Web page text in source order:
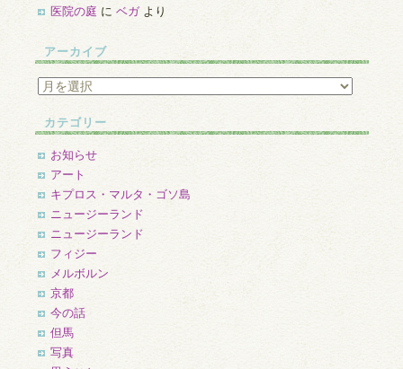
医院の庭 に ベガより
アーカイブ
ア
カ
イ
ブ
カテゴリー
お知らせ
アート
キプロス・マルタ・ゴソ島
ニュージーランド
ニュージーランド
フィジー
メルボルン
京都
今の話
但馬
写真